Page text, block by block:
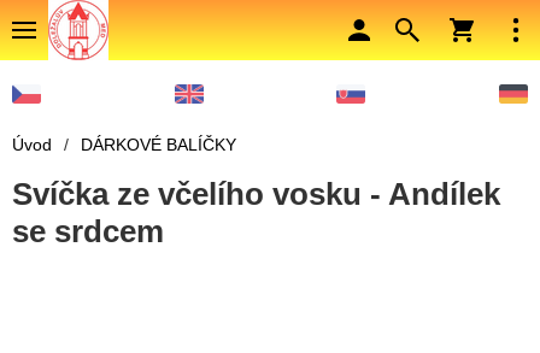
Úvod / DÁRKOVÉ BALÍČKY
Svíčka ze včelího vosku - Andílek
se srdcem